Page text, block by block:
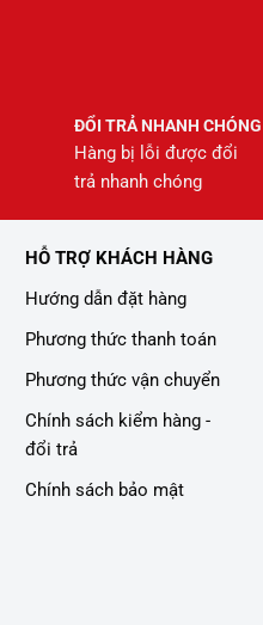
ĐỔI TRẢ NHANH CHÓNG
Hàng bị lỗi được đổi
trả nhanh chóng
HỖ TRỢ KHÁCH HÀNG
Hướng dẫn đặt hàng
Phương thức thanh toán
Phương thức vận chuyển
Chính sách kiểm hàng -
đổi trả
Chính sách bảo mật